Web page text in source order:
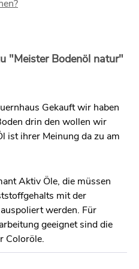
"Meister Bodenöl natur"
Gekauft wir haben
drin den wollen wir
ist ihrer Meinung da zu am
Aktiv Öle, die müssen
mit der
werden. Für
geeignet sind die
Coloröle.